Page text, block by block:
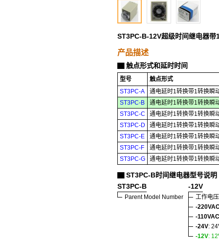
ST3PC-B-12V超级时间继电器带
产品描述
触点形式和延时时间
型号
触点形式
ST3PC-A
通电延时1转换带1转换瞬
ST3PC-B
通电延时1转换带1转换瞬
ST3PC-C
通电延时1转换带1转换瞬
ST3PC-D
通电延时1转换带1转换瞬
ST3PC-E
通电延时1转换带1转换瞬
ST3PC-F
通电延时1转换带1转换瞬
ST3PC-G
通电延时1转换带1转换瞬
ST3PC-B时间继电器型号说明
ST3PC-B
Parent Model Number
-12V
工作电压
-
-110VAC
-24V:
-12V: